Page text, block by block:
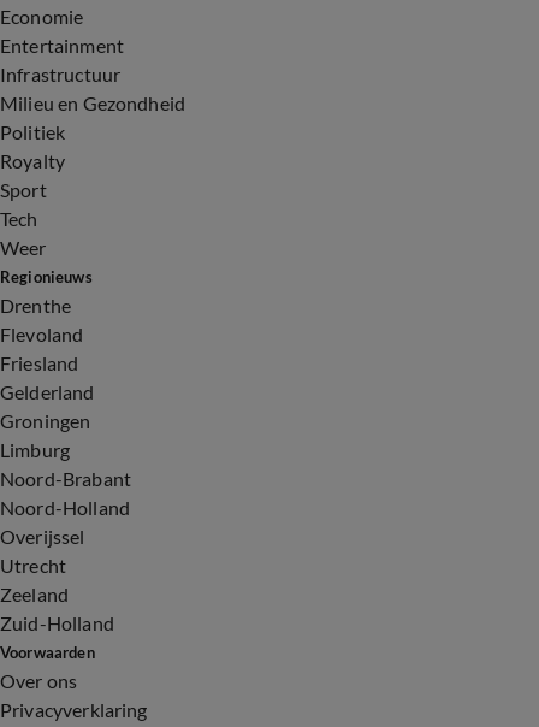
Economie
Entertainment
Infrastructuur
Milieu en Gezondheid
Politiek
Royalty
Sport
Tech
Weer
Regionieuws
Drenthe
Flevoland
Friesland
Gelderland
Groningen
Limburg
Noord-Brabant
Noord-Holland
Overijssel
Utrecht
Zeeland
Zuid-Holland
Voorwaarden
Over ons
Privacyverklaring